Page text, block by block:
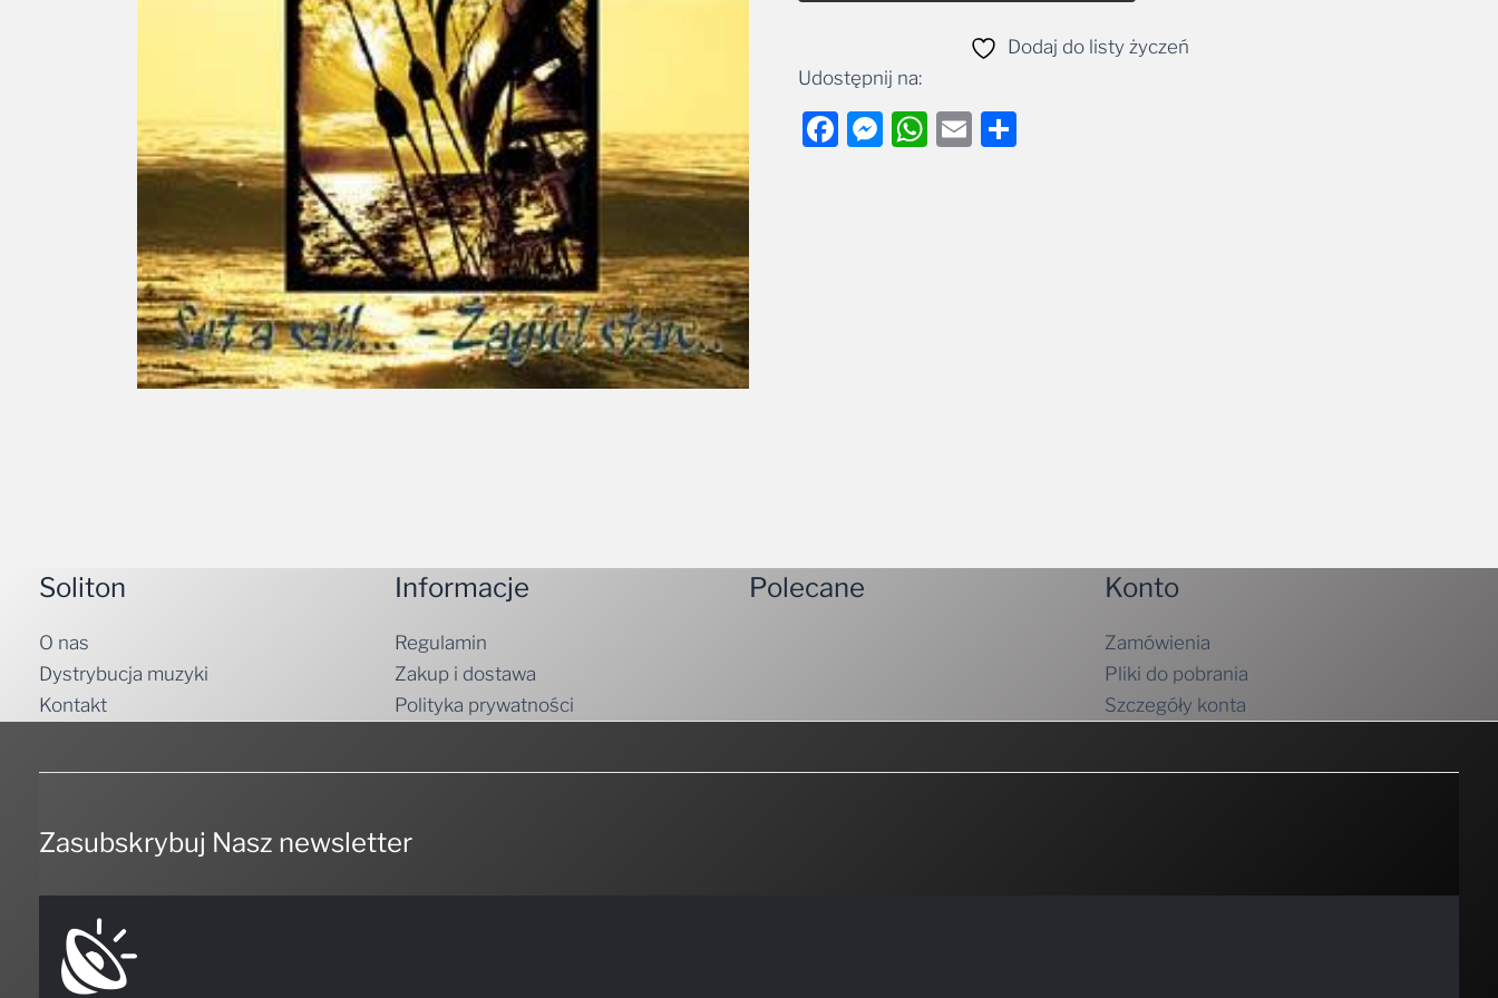
Dodaj do listy życzeń
Udostępnij na:
Facebook
Messenger
WhatsApp
EmailShare
Soliton
O nas
Dystrybucja muzyki
Kontakt
Informacje
Regulamin
Zakup i dostawa
Polityka prywatności
Polecane Konto
Zamówienia
Pliki do pobrania
Szczegóły konta
Zasubskrybuj Nasz newsletter